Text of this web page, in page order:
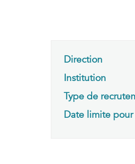
Direction
Institution
Type de
Date limite